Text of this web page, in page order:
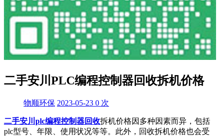
二手安川PLC编程控制器回收拆机价格
物顺环保 2023-05-23 0 次
二手安川plc编程控制器回收拆机价格因多种因素而异，包括
plc型号、年限、使用状况等等。此外，回收拆机价格也会受